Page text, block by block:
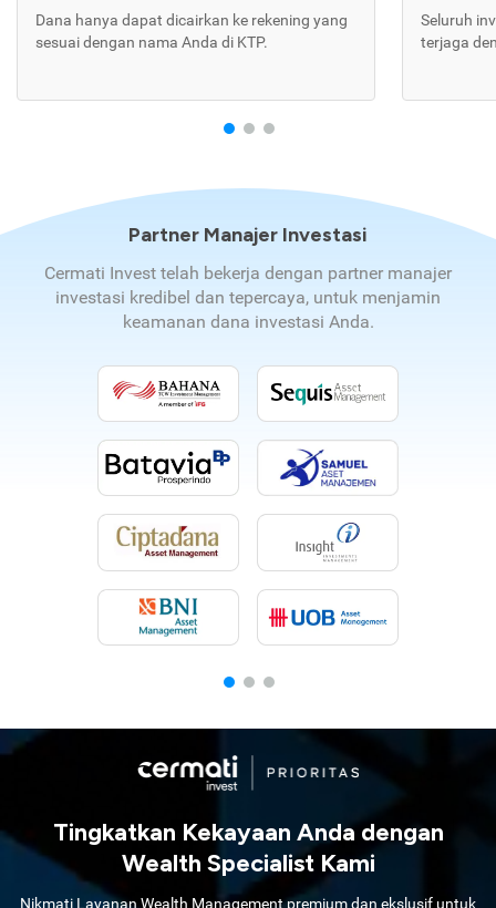
Dana hanya dapat dicairkan ke rekening yang
sesuai dengan nama Anda di KTP.
Seluruh
terjaga
Partner Manajer Investasi
Cermati Invest telah bekerja dengan partner manajer
investasi kredibel dan tepercaya, untuk menjamin
keamanan dana investasi Anda.
Tingkatkan Kekayaan Anda dengan
Wealth Specialist Kami
Nikmati Layanan Wealth Management premium dan ekslusif untuk